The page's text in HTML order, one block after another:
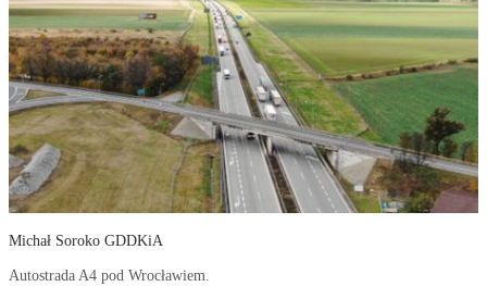
Michał Soroko GDDKiA
Autostrada A4 pod Wrocławiem.